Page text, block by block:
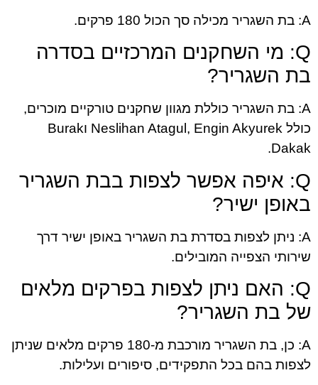
A: בת השגריר מכילה סך הכול 180 פרקים.
Q: מי השחקנים המרכזיים בסדרה
בת השגריר?
A: בת השגריר כוללת מגוון שחקנים טורקיים מוכרים,
כולל Neslihan Atagul, Engin Akyurek וBurak
Dakak.
Q: איפה אפשר לצפות בבת השגריר
באופן ישיר?
A: ניתן לצפות בסדרת בת השגריר באופן ישיר דרך
שירותי הצפייה המובילים.
Q: האם ניתן לצפות בפרקים מלאים
של בת השגריר?
A: כן, בת השגריר מורכבת מ-180 פרקים מלאים שניתן
לצפות בהם בכל התפקידים, סיפורים ועלילות.